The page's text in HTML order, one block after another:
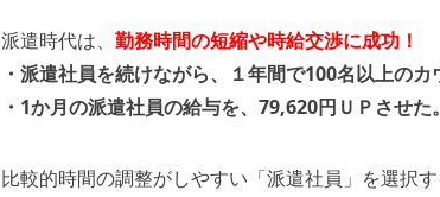
派遣時代は、 勤務時間の短縮や時給交渉に成功！
・派遣社員を続けながら、１年間で100名以上の
・1か月の派遣社員の給与を、 79,620円ＵＰさせた。
比較的時間の調整がしやすい「派遣社員」を選択